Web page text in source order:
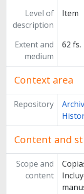
Level of
description
Item
Extent and
medium
62 fs.
Context area
Repository
Content and
Scope and
content